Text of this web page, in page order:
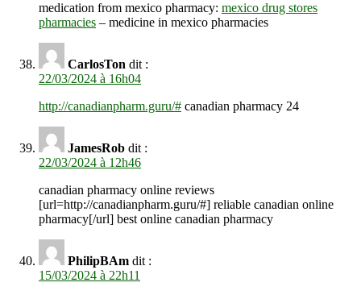
medication from mexico pharmacy: mexico drug stores
pharmacies – medicine in mexico pharmacies
CarlosTon dit :
22/03/2024 à 16h04
http://canadianpharm.guru/# canadian pharmacy 24
JamesRob dit :
22/03/2024 à 12h46
canadian pharmacy online reviews
[url=http://canadianpharm.guru/#] reliable canadian online
pharmacy[/url] best online canadian pharmacy
PhilipBAm dit :
15/03/2024 à 22h11